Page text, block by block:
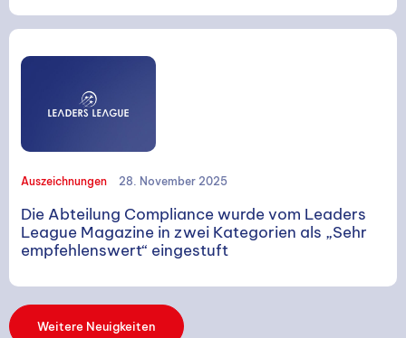
Auszeichnungen 28. November 2025
Die Abteilung Compliance wurde vom Leaders
League Magazine in zwei Kategorien als „Sehr
empfehlenswert“ eingestuft
Weitere Neuigkeiten